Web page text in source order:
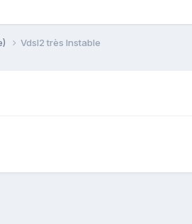
Vdsl2 très Instable